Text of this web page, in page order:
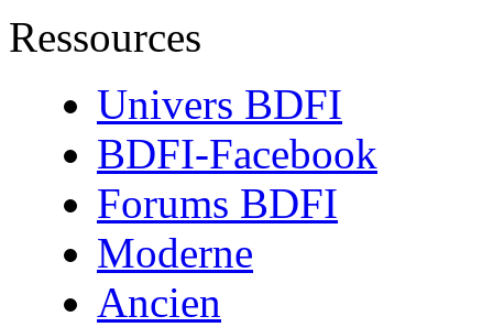
Ressources
Univers BDFI
BDFI-Facebook
Forums BDFI
Moderne
Ancien